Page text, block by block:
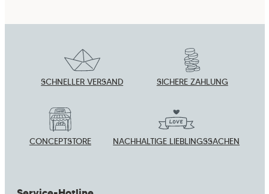
SCHNELLER VERSAND SICHERE ZAHLUNG
CONCEPTSTORE NACHHALTIGE LIEBLINGSSACHEN